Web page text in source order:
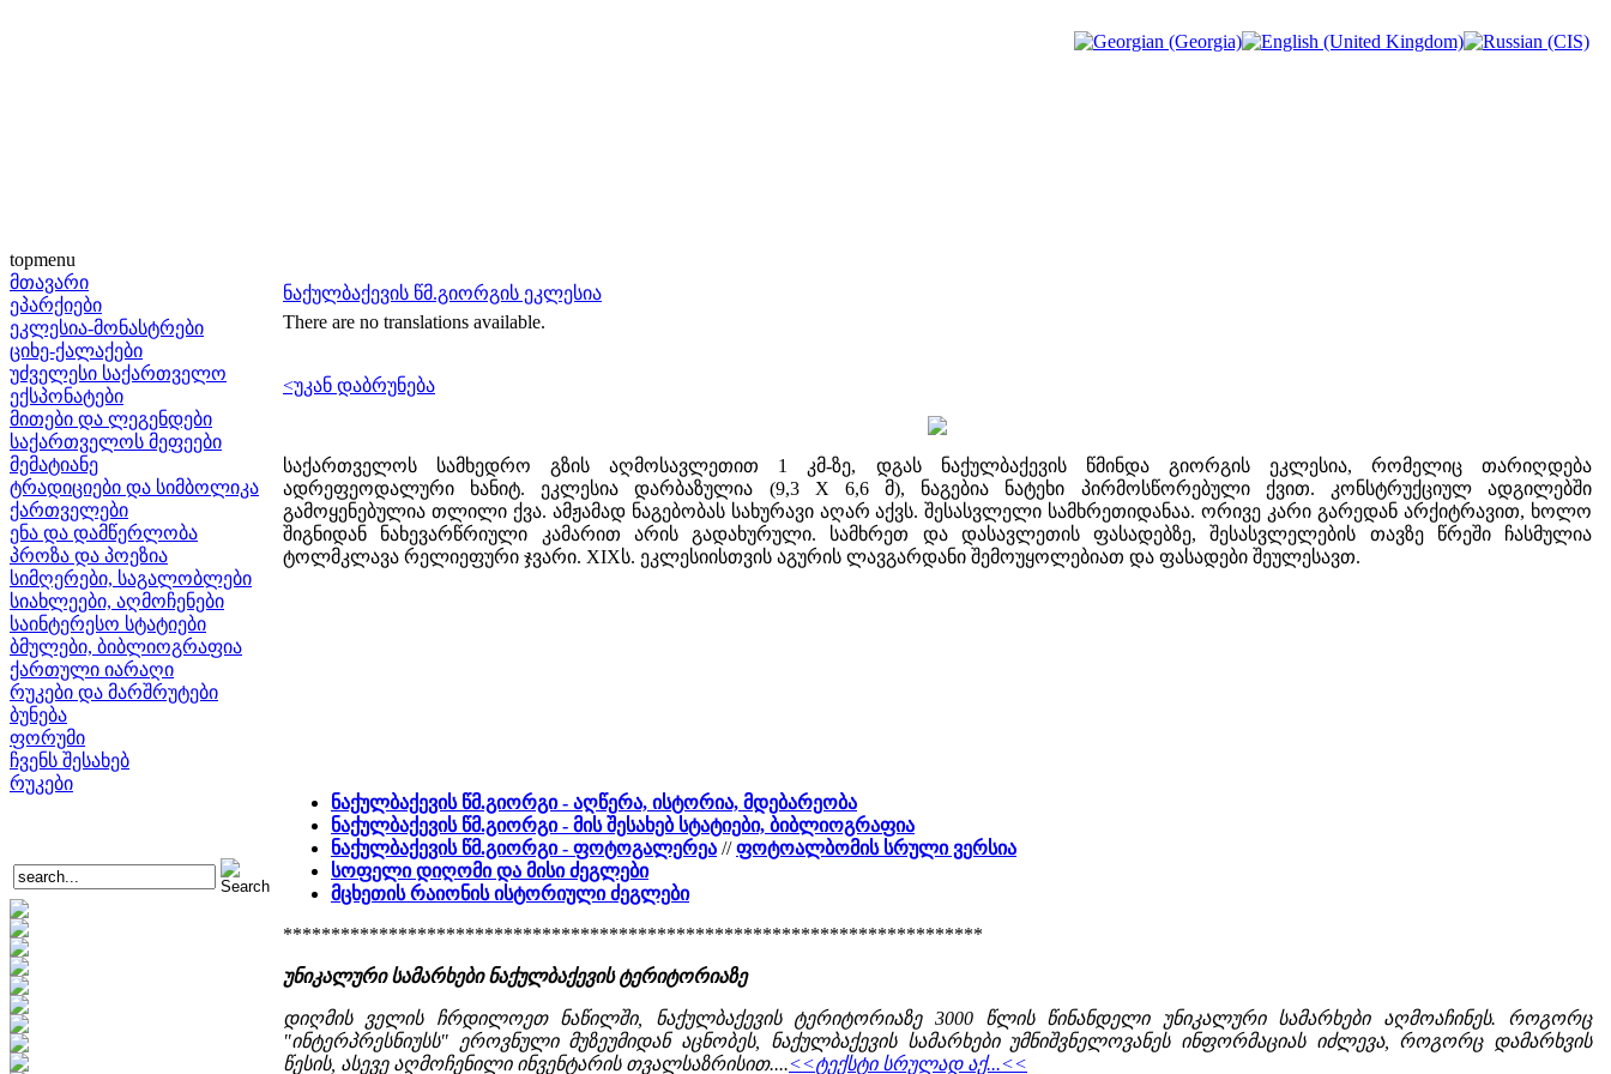
topmenu
მთავარი
ეპარქიები
ეკლესია-მონასტრები
ციხე-ქალაქები
უძველესი საქართველო
ექსპონატები
მითები და ლეგენდები
საქართველოს მეფეები
მემატიანე
ტრადიციები და სიმბოლიკა
ქართველები
ენა და დამწერლობა
პროზა და პოეზია
სიმღერები, საგალობლები
სიახლეები, აღმოჩენები
საინტერესო სტატიები
ბმულები, ბიბლიოგრაფია
ქართული იარაღი
რუკები და მარშრუტები
ბუნება
ფორუმი
ჩვენს შესახებ
რუკები
ნაქულბაქევის წმ.გიორგის ეკლესია
There are no translations available.
<უკან დაბრუნება
საქართველოს სამხედრო გზის აღმოსავლეთით 1 კმ-ზე, დგას ნაქულბაქევის წმინდა გიორგის ეკლესია, რომელიც თარიღდება
ადრეფეოდალური ხანიტ. ეკლესია დარბაზულია (9,3 X 6,6 მ), ნაგებია ნატეხი პირმოსწორებული ქვით. კონსტრუქციულ ადგილებში
გამოყენებულია თლილი ქვა. ამჟამად ნაგებობას სახურავი აღარ აქვს. შესასვლელი სამხრეთიდანაა. ორივე კარი გარედან არქიტრავით, ხოლო
შიგნიდან ნახევარწრიული კამარით არის გადახურული. სამხრეთ და დასავლეთის ფასადებზე, შესასვლელების თავზე წრეში ჩასმულია
ტოლმკლავა რელიეფური ჯვარი. XIXს. ეკლესიისთვის აგურის ლავგარდანი შემოუყოლებიათ და ფასადები შეულესავთ.
ნაქულბაქევის წმ.გიორგი - აღწერა, ისტორია, მდებარეობა
ნაქულბაქევის წმ.გიორგი - მის შესახებ სტატიები, ბიბლიოგრაფია
ნაქულბაქევის წმ.გიორგი - ფოტოგალერეა //ფოტოალბომის სრული ვერსია
სოფელი დიღომი და მისი ძეგლები
მცხეთის რაიონის ისტორიული ძეგლები
*************************************************************************
უნიკალური სამარხები ნაქულბაქევის ტერიტორიაზე
დიღმის ველის ჩრდილოეთ ნაწილში, ნაქულბაქევის ტერიტორიაზე 3000 წლის წინანდელი უნიკალური სამარხები აღმოაჩინეს. როგორც
"ინტერპრესნიუსს" ეროვნული მუზეუმიდან აცნობეს, ნაქულბაქევის სამარხები უმნიშვნელოვანეს ინფორმაციას იძლევა, როგორც დამარხვის
წესის, ასევე აღმოჩენილი ინვენტარის თვალსაზრისით....<<ტექსტი სრულად აქ...<<